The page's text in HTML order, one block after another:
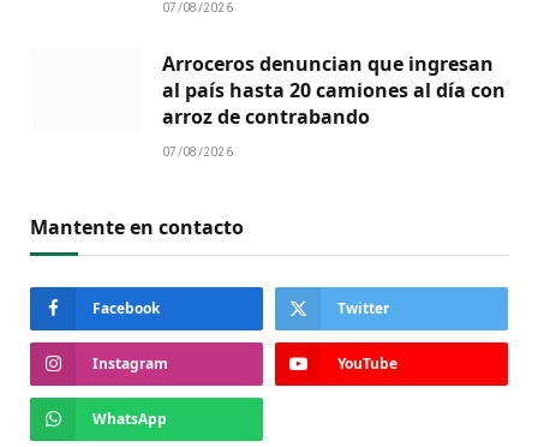
07/08/2026
Arroceros denuncian que ingresan
al país hasta 20 camiones al día con
arroz de contrabando
07/08/2026
Mantente en contacto
Facebook Twitter
Instagram YouTube
WhatsApp